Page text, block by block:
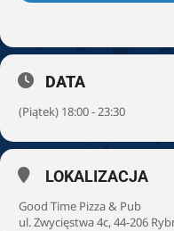
DATA
(Piątek) 18:00 - 23:30
LOKALIZACJA
Good Time Pizza & Pub
ul. Zwycięstwa 4c, 44-206